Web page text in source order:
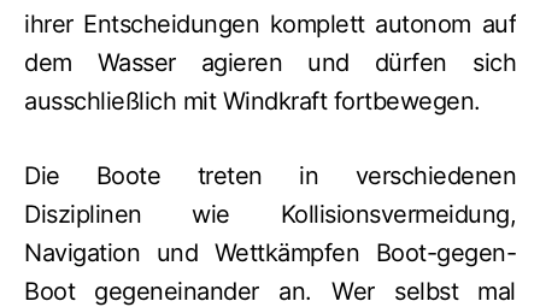
ihrer Entscheidungen komplett autonom auf
dem Wasser agieren und dürfen sich
ausschließlich mit Windkraft fortbewegen.
Die Boote treten in verschiedenen
Disziplinen wie Kollisionsvermeidung,
Navigation und Wettkämpfen Boot-gegen-
Boot gegeneinander an. Wer selbst mal